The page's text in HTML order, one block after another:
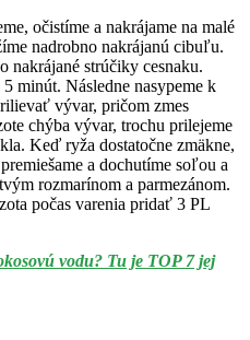
očistíme a nakrájame na malé
nadrobno nakrájanú cibuľu.
nakrájané strúčiky cesnaku.
minút. Následne nasypeme k
vývar, pričom zmes
chýba vývar, trochu prilejeme
Keď ryža dostatočne zmäkne,
a dochutíme soľou a
rozmarínom a parmezánom.
počas varenia pridať 3 PL
vodu? Tu je TOP 7 jej